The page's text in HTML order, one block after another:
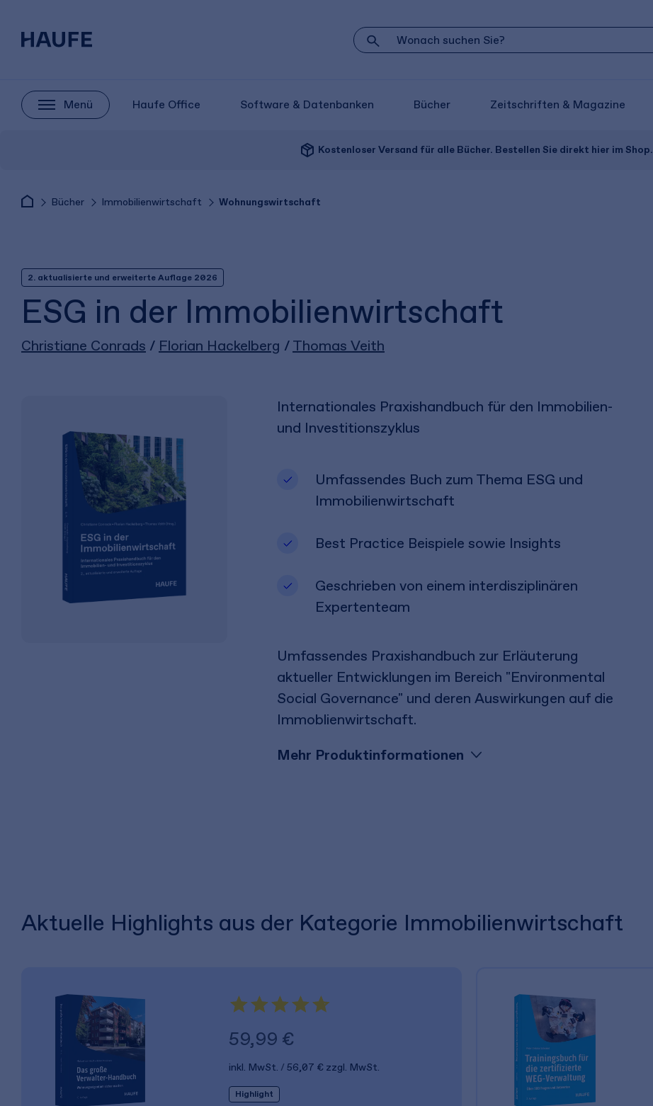
Menü Haufe Office Software & Datenbanken Bücher Zeitschriften & Magazine
package_2 Kostenloser Versand für alle Bücher. Bestellen Sie direkt hier im Shop.
Bücher Immobilienwirtschaft Wohnungswirtschaft
2. aktualisierte und erweiterte Auflage 2026
ESG in der Immobilienwirtschaft
Christiane Conrads / Florian Hackelberg / Thomas Veith
Internationales Praxishandbuch für den Immobilien-
und Investitionszyklus
Umfassendes Buch zum Thema ESG und
Immobilienwirtschaft
Best Practice Beispiele sowie Insights
Geschrieben von einem interdisziplinären
Expertenteam
Umfassendes Praxishandbuch zur Erläuterung
aktueller Entwicklungen im Bereich "Environmental
Social Governance" und deren Auswirkungen auf die
Immoblienwirtschaft.
Mehr Produktinformationen
Aktuelle Highlights aus der Kategorie Immobilienwirtschaft
59,99 €
inkl. MwSt. 56,07 € zzgl. MwSt.
Highlight